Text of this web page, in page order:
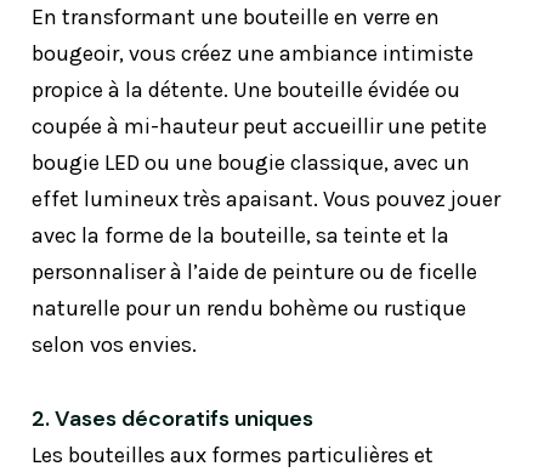
En transformant une bouteille en verre en
bougeoir, vous créez une ambiance intimiste
propice à la détente. Une bouteille évidée ou
coupée à mi-hauteur peut accueillir une petite
bougie LED ou une bougie classique, avec un
effet lumineux très apaisant. Vous pouvez jouer
avec la forme de la bouteille, sa teinte et la
personnaliser à l’aide de peinture ou de ficelle
naturelle pour un rendu bohème ou rustique
selon vos envies.
2. Vases décoratifs uniques
Les bouteilles aux formes particulières et